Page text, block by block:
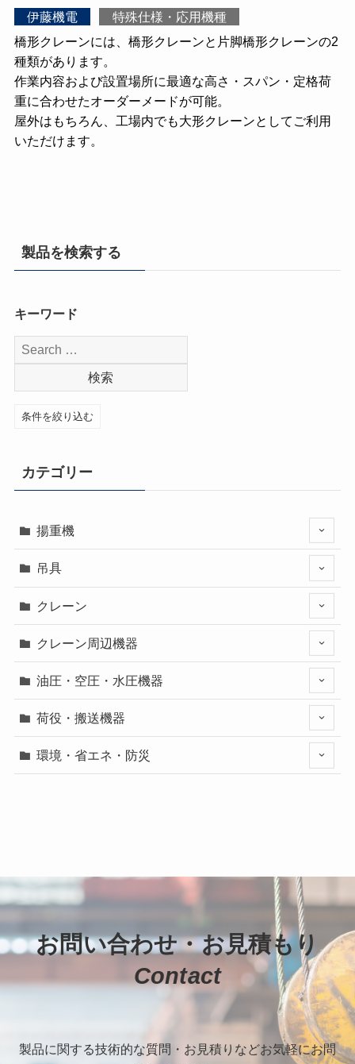
伊藤機電
特殊仕様・応用機種
橋形クレーンには、橋形クレーンと片脚橋形クレーンの2
種類があります。
作業内容および設置場所に最適な高さ・スパン・定格荷
重に合わせたオーダーメードが可能。
屋外はもちろん、工場内でも大形クレーンとしてご利用
いただけます。
製品を検索する
キーワード
条件を絞り込む
カテゴリー
揚重機
吊具
クレーン
クレーン周辺機器
油圧・空圧・水圧機器
荷役・搬送機器
環境・省エネ・防災
お問い合わせ・お見積もり
Contact
製品に関する技術的な質問・お見積りなどお気軽にお問